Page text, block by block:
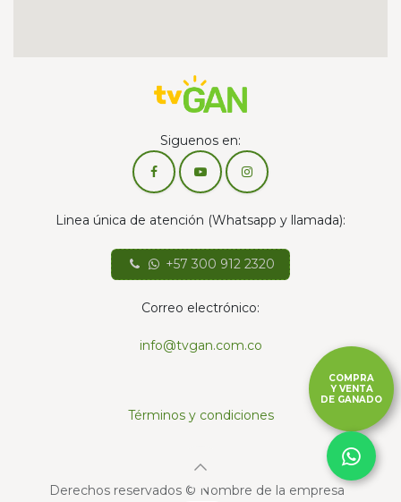
Siguenos en:
Linea única de atención (Whatsapp y llamada):
+57 300 912 2320
Correo electrónico:
info@tvgan.com.co
Términos y condiciones
Derechos reservados © Nombre de la empresa
COMPRA
Y VENTA
DE GANADO